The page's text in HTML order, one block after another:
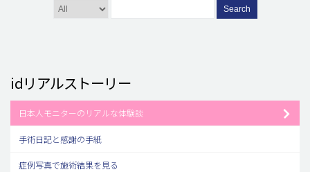
Search
idリアルストーリー
日本人モニターのリアルな体験談
手術日記と感謝の手紙
症例写真で施術結果を見る